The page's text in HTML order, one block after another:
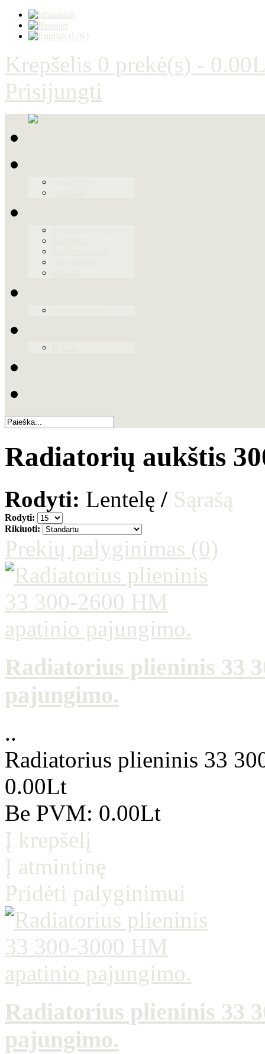
Krepšelis 0 prekė(s) -
Prisijungti
Radiatorių aukštis
Rodyti: Lentelę / Sąrašą
Rodyti:
Rikiuoti:
Prekių palyginimas (0)
Radiatorius plieninis 33
pajungimo.
..
Radiatorius plieninis 33
0.00Lt
Be PVM: 0.00Lt
Į krepšelį
Į atmintinę
Pridėti palyginimui
Radiatorius plieninis 33
pajungimo.